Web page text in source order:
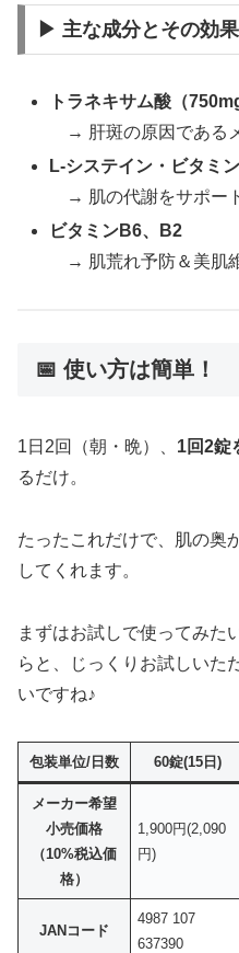
▶ 主な成分とその効果
トラネキサム酸（
→ 肝斑の原因である
L-システイン・ビタミ
→ 肌の代謝をサポー
ビタミンB6、B2
→ 肌荒れ予防＆美肌
📅 使い方は簡単！
1日2回（朝・晩）、 1回2錠
るだけ。
たったこれだけで、肌の奥
してくれます。
まずはお試しで使ってみた
らと、じっくりお試しいた
いですね♪
包装単位/日数 60錠(15日)
メーカー希望
小売価格
（10%税込価
格）
1,900円(2,090
円)
JANコード
4987 107
637390